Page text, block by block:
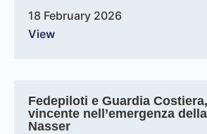
18 February 2026
View
Fedepiloti e Guardia
vincente nell’emergenza
Nasser